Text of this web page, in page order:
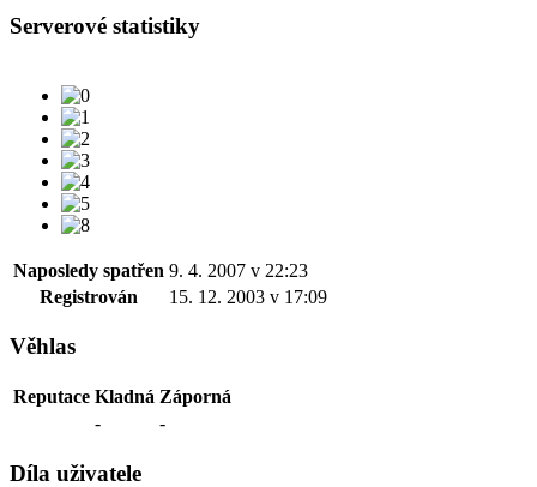
Serverové statistiky
Naposledy spatřen 9. 4. 2007 v 22:23
Registrován
15. 12. 2003 v 17:09
Věhlas
Reputace Kladná Záporná
-
-
Díla uživatele